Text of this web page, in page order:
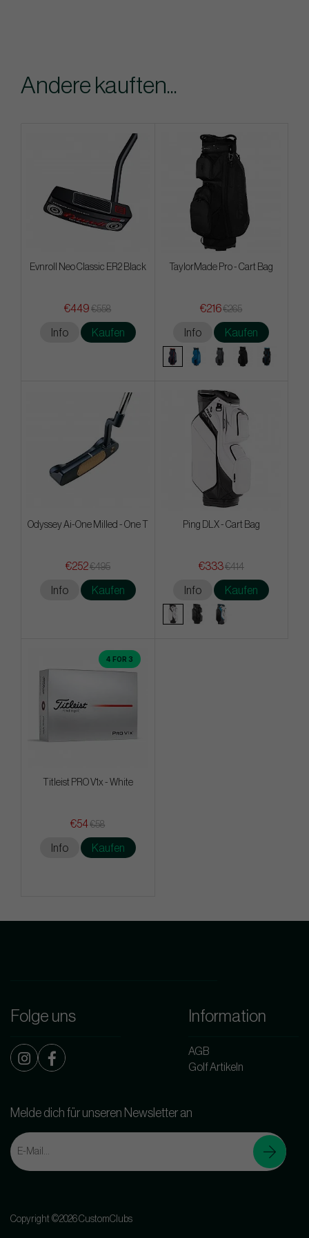
Andere kauften...
Evnroll Neo Classic ER2 Black
€449 €558
Info Kaufen
TaylorMade Pro - Cart Bag
€216€265
Info Kaufen
Odyssey Ai-One Milled - One T
€252€495
Info Kaufen
Ping DLX - Cart Bag
€333€414
Info Kaufen
4 FOR 3
Titleist PRO V1x - White
€54€58
Info Kaufen
Folge uns Information
AGB
Golf Artikeln
Melde dich für unseren Newsletter an
Copyright ©2026 CustomClubs